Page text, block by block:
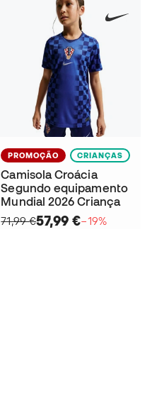
PROMOÇÃO CRIANÇAS
Camisola Croácia
Segundo equipamento
Mundial 2026 Criança
71,99 €57,99 €−19%